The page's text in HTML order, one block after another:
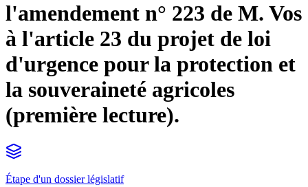
l'amendement n° 223 de M. Vos
à l'article 23 du projet de loi
d'urgence pour la protection et
la souveraineté agricoles
(première lecture).
Étape d'un dossier législatif